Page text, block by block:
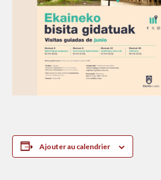
Ajouter au calendrier